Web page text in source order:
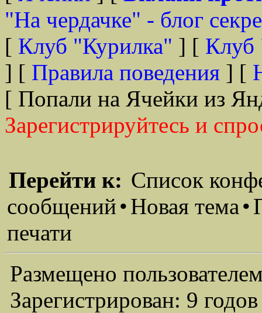
"На чердачке" - блог
[ Клуб "Курилка" ] [ Клуб
] [ Правила поведения ] [
[ Попали на Ячейки из
Зарегистрируйтесь и
Перейти к: Список
сообщений•Новая тема•
печати
Размещено
Зарегистрирован: 9